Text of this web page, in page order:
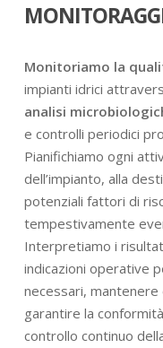
Monitoriamo la
impianti idrici
analisi
e controlli periodici
Pianifichiamo ogni
dell’impianto, alla
potenziali fattori di
tempestivamente
Interpretiamo i
indicazioni operative
necessari,
garantire la
controllo continuo